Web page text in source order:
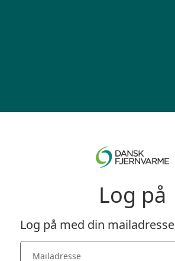
Log på
Log på med din mailadresse